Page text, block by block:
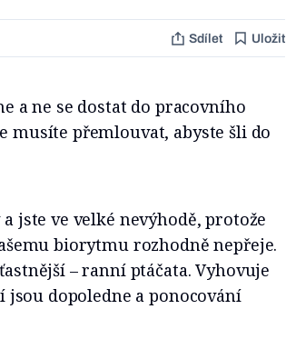
Sdílet Uložit
a ne se dostat do pracovního
musíte přemlouvat, abyste šli do
jste ve velké nevýhodě, protože
biorytmu rozhodně nepřeje.
– ranní ptáčata. Vyhovuje
dopoledne a ponocování